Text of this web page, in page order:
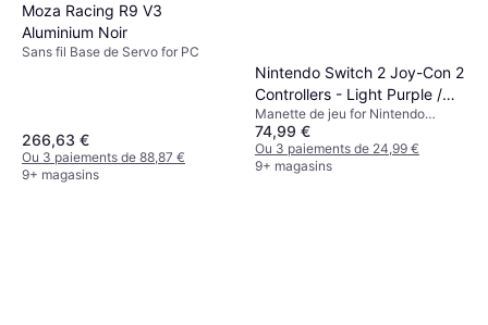
Moza Racing R9 V3
Aluminium Noir
Sans fil Base de Servo for PC
266,63 €
Ou 3 paiements de 88,87 €
9+ magasins
Nintendo Switch 2 Joy-Con 2
Controllers - Light Purple /
Light Green
Manette de jeu for Nintendo
Switch 2
74,99 €
Ou 3 paiements de 24,99 €
9+ magasins